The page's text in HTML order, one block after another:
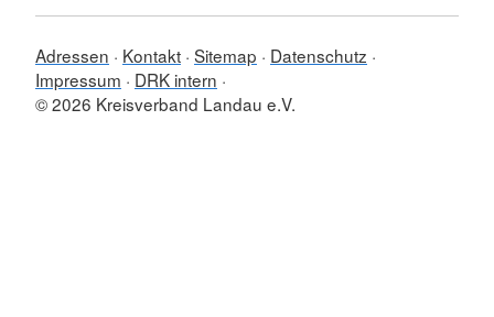
Adressen Kontakt Sitemap
Datenschutz
Impressum
DRK intern
© 2026 Kreisverband Landau e.V.